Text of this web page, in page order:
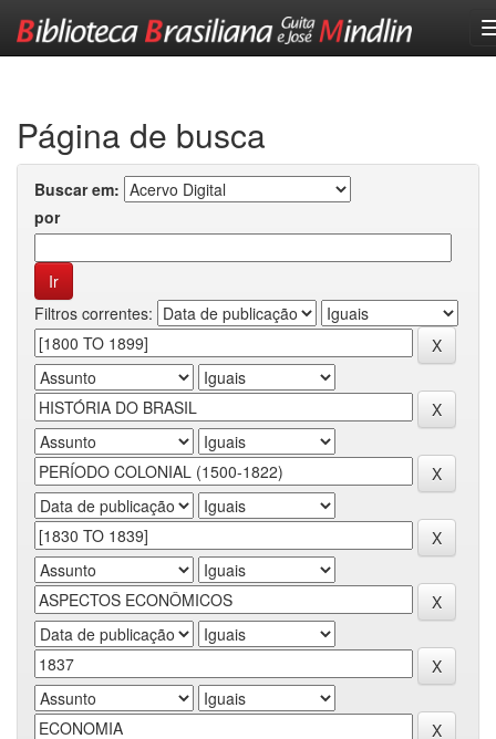
Página de busca
Buscar em:
por
Filtros correntes: